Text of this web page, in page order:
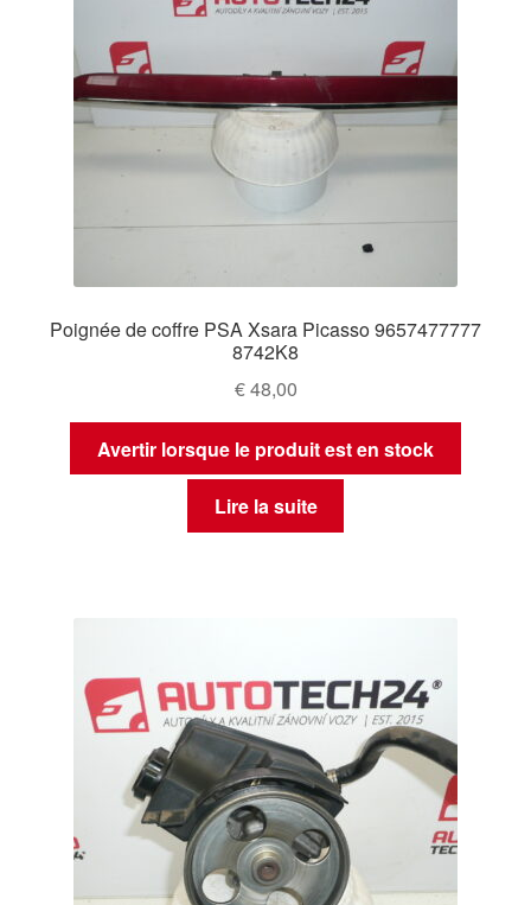
Poignée de coffre PSA Xsara Picasso 9657477777
8742K8
€48,00
Avertir lorsque le produit est en stock
Lire la suite